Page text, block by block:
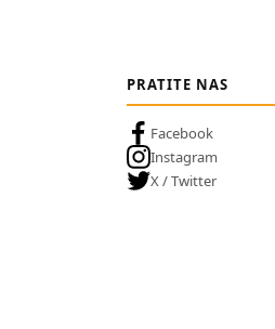
PRATITE NAS
Facebook
Instagram
X / Twitter